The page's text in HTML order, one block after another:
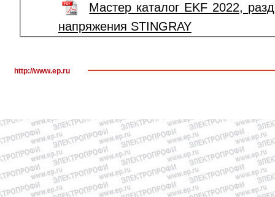
Мастер каталог EKF 2022,
напряжения STINGRAY
http://www.ep.ru